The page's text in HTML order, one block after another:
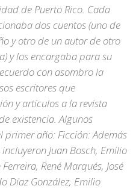
de Puerto Rico. Cada
dos cuentos (uno de
y otro de un autor de otro
y los encargaba para su
con asombro la
escritores que
y artículos a la revista
existencia. Algunos
primer año: Ficción: Además
Juan Bosch, Emilio
René Marqués, José
Díaz González, Emilio